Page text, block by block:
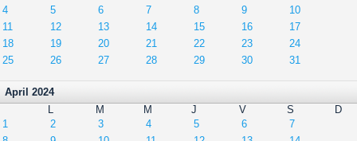
4
5 6 7 8 9
10
11
12 13 14 15 16
17
18
19 20 21 22 23
24
25
26 27 28 29 30 31
April 2024
L
M M J V S
D
1
2 3 4 5 6
7